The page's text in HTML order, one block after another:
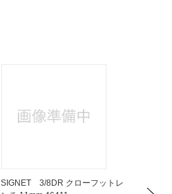
SIGNET 3/8DR クローフットレ